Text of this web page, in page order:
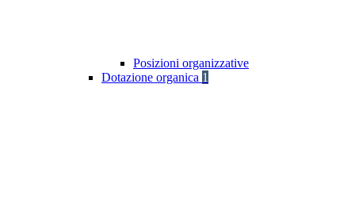
Posizioni organizzative
Dotazione organica 1